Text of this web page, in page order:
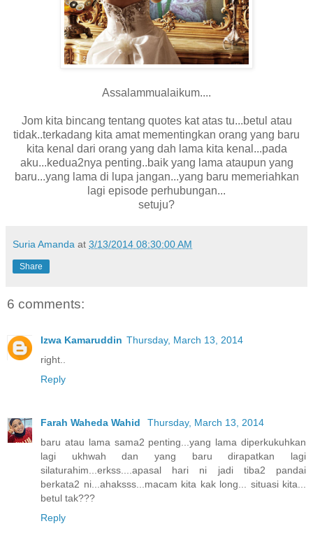
Assalammualaikum....
Jom kita bincang tentang quotes kat atas tu...betul atau
tidak..terkadang kita amat mementingkan orang yang baru
kita kenal dari orang yang dah lama kita kenal...pada
aku...kedua2nya penting..baik yang lama ataupun yang
baru...yang lama di lupa jangan...yang baru memeriahkan
lagi episode perhubungan...
setuju?
Suria Amanda at 3/13/2014 08:30:00 AM
Share
6 comments:
Izwa Kamaruddin Thursday, March 13, 2014
right..
Reply
Farah Waheda Wahid
Thursday, March 13, 2014
baru atau lama sama2 penting...yang lama diperkukuhkan
lagi ukhwah dan yang baru dirapatkan lagi
silaturahim...erkss....apasal hari ni jadi tiba2 pandai
berkata2 ni...ahaksss...macam kita kak long... situasi kita...
betul tak???
Reply